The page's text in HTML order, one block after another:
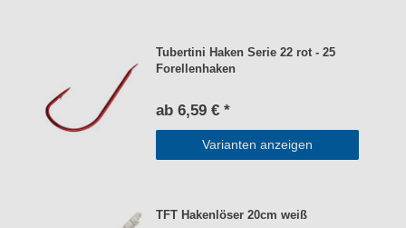
Tubertini Haken Serie 22 rot - 25
Forellenhaken
ab 6,59 € *
Varianten anzeigen
TFT Hakenlöser 20cm weiß